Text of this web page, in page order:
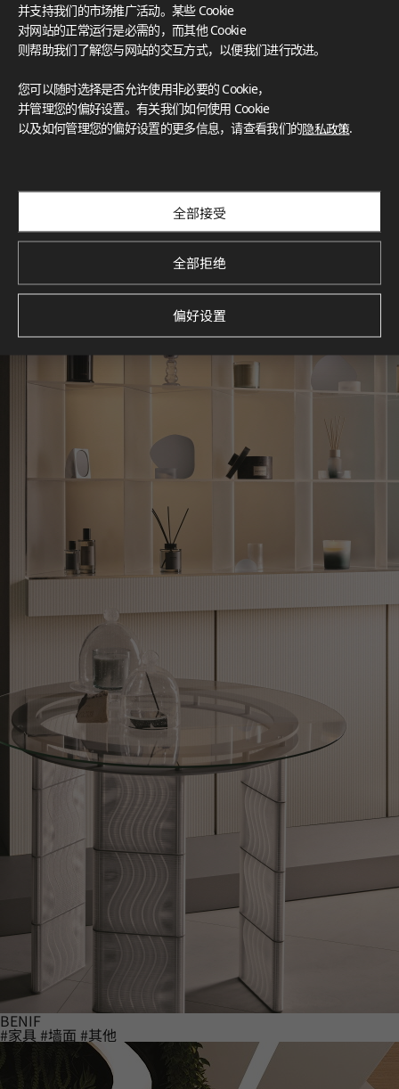
What These Certifications Mean
灵感画廊
BENIF
#家具 #墙面 #其他
并支持我们的市场推广活动。某些 Cookie
对网站的正常运行是必需的，而其他 Cookie
则帮助我们了解您与网站的交互方式，以便我们进行改进。
您可以随时选择是否允许使用非必要的 Cookie，
并管理您的偏好设置。有关我们如何使用 Cookie
以及如何管理您的偏好设置的更多信息，请查看我们的隐私政策.
全部接受
全部拒绝
偏好设置